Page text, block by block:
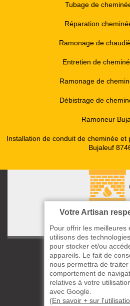
Tubage de
Réparation
Ramonage de
Entretien de
Ramonage de
Débistrage de
Ramoneur
Installation de conduit de cheminée
Bujaleuf
ccas le
87220
05 33 06
06 37 57
Votre Artisan
Pour offrir les meilleures
utilisons des
pour stocker et/ou
appareils. Le fait de
nous permettra de
comportement de
relatives à votre
avec Google.
(En savoir + sur